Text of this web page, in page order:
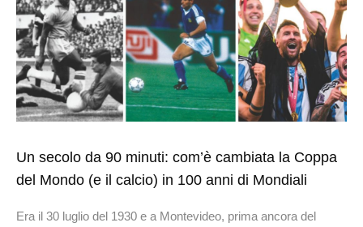
Un secolo da 90 minuti: com’è cambiata la Coppa
del Mondo (e il calcio) in 100 anni di Mondiali
Era il 30 luglio del 1930 e a Montevideo, prima ancora del